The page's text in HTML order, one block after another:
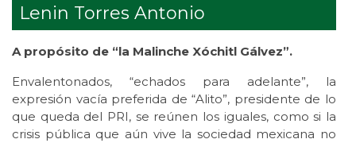
Lenin Torres Antonio
A propósito de “la Malinche Xóchitl Gálvez”.
Envalentonados, “echados para adelante”, la
expresión vacía preferida de “Alito”, presidente de lo
que queda del PRI, se reúnen los iguales, como si la
crisis pública que aún vive la sociedad mexicana no